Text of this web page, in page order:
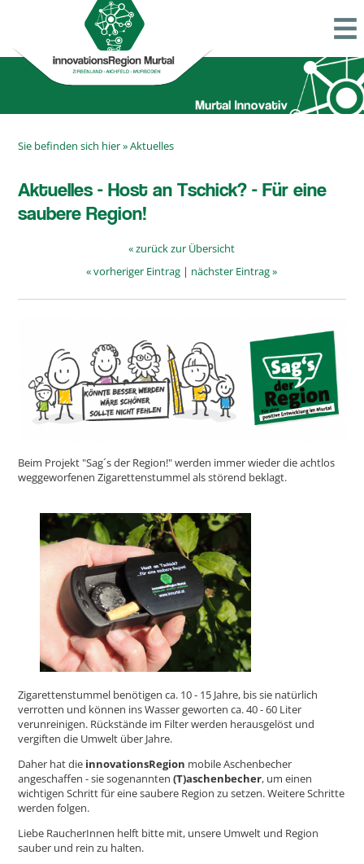
Sie befinden sich hier »Aktuelles
Aktuelles - Host an Tschick? - Für eine
saubere Region!
« zurück zur Übersicht
« vorheriger Eintrag | nächster Eintrag »
Beim Projekt "Sag´s der Region!" werden immer wieder die achtlos
weggeworfenen Zigarettenstummel als störend beklagt.
Zigarettenstummel benötigen ca. 10 - 15 Jahre, bis sie natürlich
verrotten und können ins Wasser geworten ca. 40 - 60 Liter
verunreinigen. Rückstände im Filter werden herausgelöst und
vergiften die Umwelt über Jahre.
Daher hat die innovationsRegion mobile Aschenbecher
angeschaffen - sie sogenannten(T)aschenbecher, um einen
wichtigen Schritt für eine saubere Region zu setzen. Weitere Schritte
werden folgen.
Liebe RaucherInnen helft bitte mit, unsere Umwelt und Region
sauber und rein zu halten.